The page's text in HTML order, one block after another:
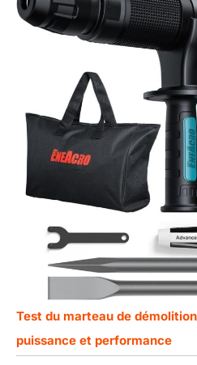
Test du marteau de démolition
puissance et performance